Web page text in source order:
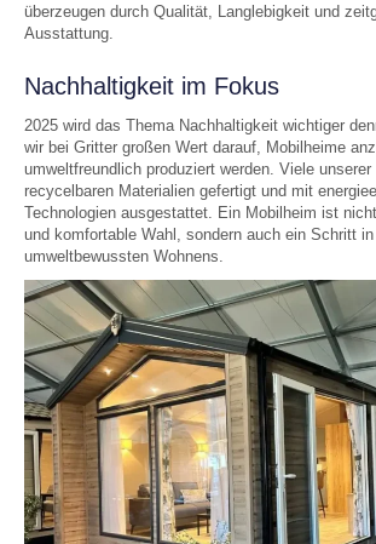
überzeugen durch Qualität, Langlebigkeit und
Ausstattung.
Nachhaltigkeit im Fokus
2025 wird das Thema Nachhaltigkeit wichtiger
wir bei Gritter großen Wert darauf, Mobilheime
umweltfreundlich produziert werden. Viele
recycelbaren Materialien gefertigt und mit
Technologien ausgestattet. Ein Mobilheim ist
und komfortable Wahl, sondern auch ein Schritt
umweltbewussten Wohnens.